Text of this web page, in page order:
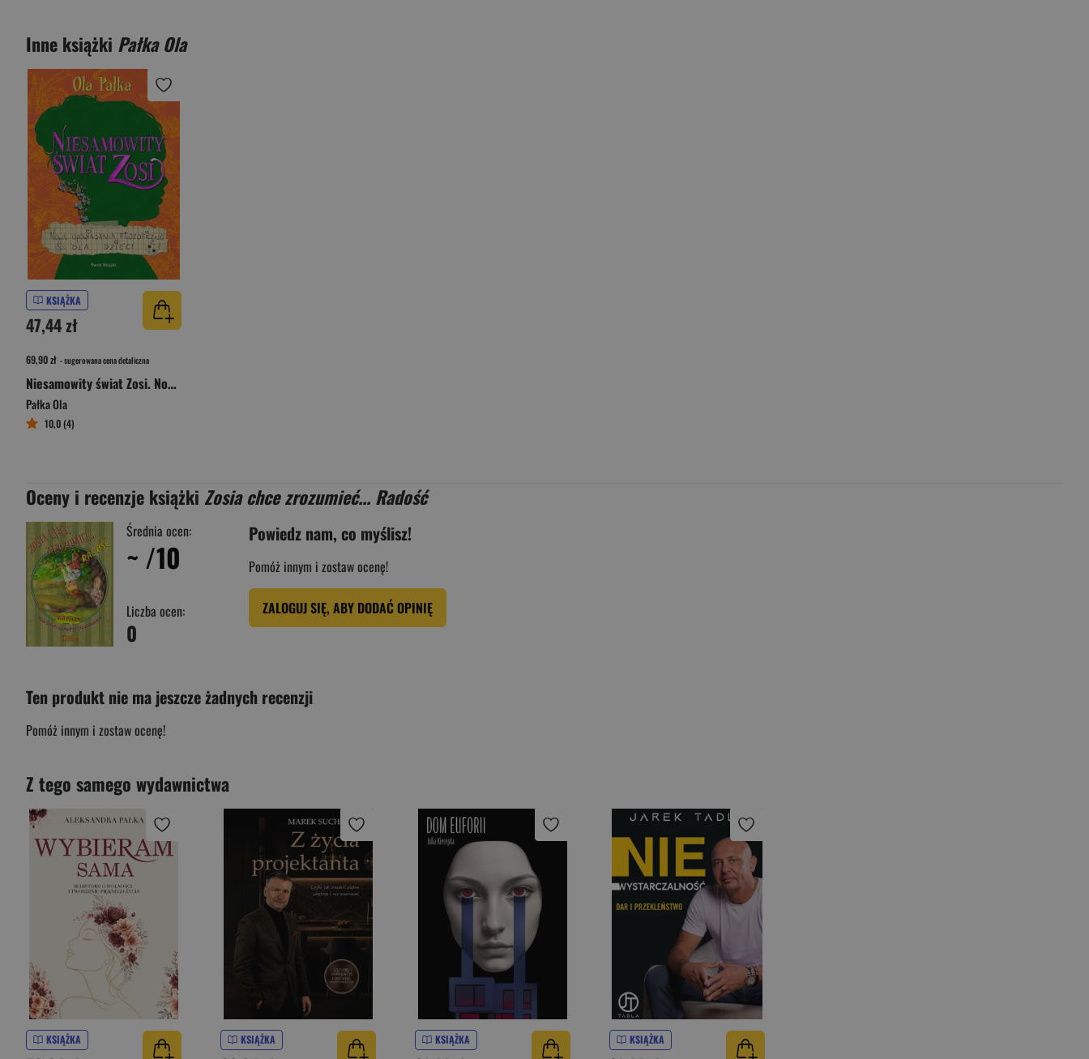
Inne książki Pałka Ola
KSIĄŻKA
47,44 zł
69,90 zł - sugerowana cena detaliczna
Niesamowity świat Zosi. Nowe opowiadania filozoficzne dla dzieci
Pałka Ola
10,0 (4)
Oceny i recenzje książki Zosia chce zrozumieć... Radość
Średnia ocen:
~ /10
Liczba ocen:
0
Powiedz nam, co myślisz!
Pomóż innym i zostaw ocenę!
ZALOGUJ SIĘ, ABY DODAĆ OPINIĘ
Ten produkt nie ma jeszcze żadnych recenzji
Pomóż innym i zostaw ocenę!
Z tego samego wydawnictwa
KSIĄŻKA KSIĄŻKA KSIĄŻKA KSIĄŻKA